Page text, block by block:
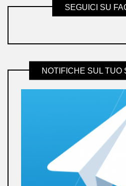
SEGUICI SU
NOTIFICHE SUL TUO